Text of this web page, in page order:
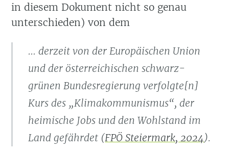
in diesem Dokument nicht so genau
unterschieden) von dem
… derzeit von der Europäischen Union
und der österreichischen schwarz-
grünen Bundesregierung verfolgte[n]
Kurs des „Klimakommunismus“, der
heimische Jobs und den Wohlstand im
Land gefährdet (FPÖ Steiermark, 2024 ).